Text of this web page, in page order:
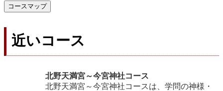
コースマップ
近いコース
北野天満宮～今宮神社コース
北野天満宮～今宮神社コースは、学問の神様・